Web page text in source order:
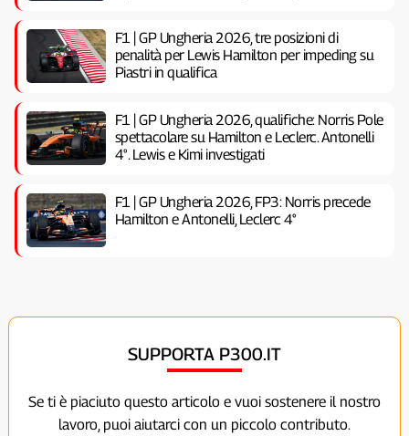
F1 | GP Ungheria 2026, tre posizioni di
penalità per Lewis Hamilton per impeding su
Piastri in qualifica
F1 | GP Ungheria 2026, qualifiche: Norris Pole
spettacolare su Hamilton e Leclerc. Antonelli
4°. Lewis e Kimi investigati
F1 | GP Ungheria 2026, FP3: Norris precede
Hamilton e Antonelli, Leclerc 4°
SUPPORTA P300.IT
Se ti è piaciuto questo articolo e vuoi sostenere il nostro
lavoro, puoi aiutarci con un piccolo contributo.